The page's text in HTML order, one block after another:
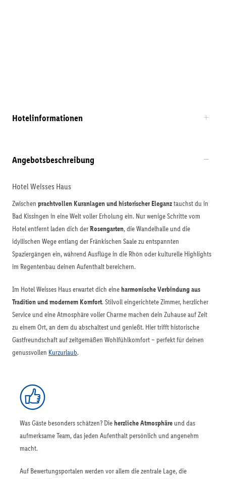
Hotelinformationen
Angebotsbeschreibung
Hotel Weisses Haus
Zwischen prachtvollen Kuranlagen und historischer Eleganztauchst du in
Bad Kissingen in eine Welt voller Erholung ein. Nur wenige Schritte vom
Hotel entfernt laden dich derRosengarten, die Wandelhalle und die
idyllischen Wege entlang der Fränkischen Saale zu entspannten
Spaziergängen ein, während Ausflüge in die Rhön oder kulturelle Highlights
im Regentenbau deinen Aufenthalt bereichern.
Im Hotel Weisses Haus erwartet dich eineharmonische Verbindung aus
Tradition und modernem Komfort. Stilvoll eingerichtete Zimmer, herzlicher
Service und eine Atmosphäre voller Charme machen dein Zuhause auf Zeit
zu einem Ort, an dem du abschaltest und genießt. Hier trifft historische
Gastfreundschaft auf zeitgemäßen Wohlfühlkomfort – perfekt für deinen
genussvollen Kurzurlaub.
Was Gäste besonders schätzen? Dieherzliche Atmosphäre und das
aufmerksame Team, das jeden Aufenthalt persönlich und angenehm
macht.
Auf Bewertungsportalen werden vor allem die zentrale Lage, die